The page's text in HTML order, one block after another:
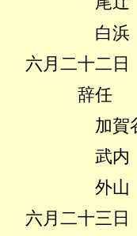
白
六月二十二日
辞任
加
武
外
六月二十三日